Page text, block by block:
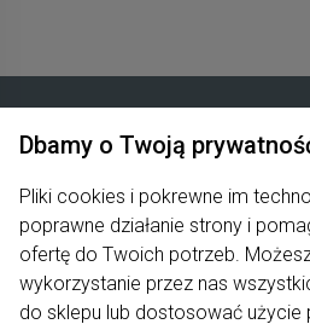
Produkty
Pomoc
Dbamy o Twoją
Pliki cookies i pokrewne im
poprawne działanie strony i
ofertę do Twoich potrzeb.
wykorzystanie przez nas
do sklepu lub dostosować użycie